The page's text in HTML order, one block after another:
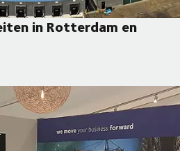
in Rotterdam en
en Moerdijk